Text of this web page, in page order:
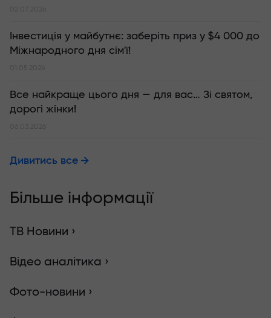
02.07.2026
Інвестиція у майбутнє: заберіть приз у $4 000 до
Міжнародного дня сім'ї!
01.05.2026
Все найкраще цього дня — для вас… Зі святом,
дорогі жінки!
06.03.2026
Дивитись все
Більше інформації
ТВ Новини ›
Відео аналітика ›
Фото-новини ›